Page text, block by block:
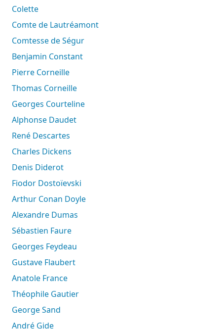
Colette
Comte de Lautréamont
Comtesse de Ségur
Benjamin Constant
Pierre Corneille
Thomas Corneille
Georges Courteline
Alphonse Daudet
René Descartes
Charles Dickens
Denis Diderot
Fiodor Dostoïevski
Arthur Conan Doyle
Alexandre Dumas
Sébastien Faure
Georges Feydeau
Gustave Flaubert
Anatole France
Théophile Gautier
George Sand
André Gide